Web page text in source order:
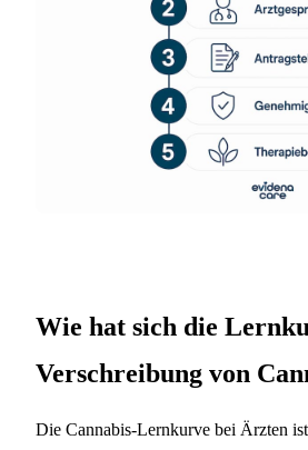
Wie hat sich die
Verschreibung von
Die Cannabis-Lernkurve bei Ärzten ist